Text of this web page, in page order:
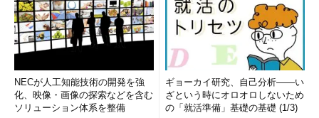
NECが人工知能技術の開発を強
化、映像・画像の探索などを含む
ソリューション体系を整備
ギョーカイ研究、自己分析――い
ざという時にオロオロしないため
の「就活準備」基礎の基礎 (1/3)